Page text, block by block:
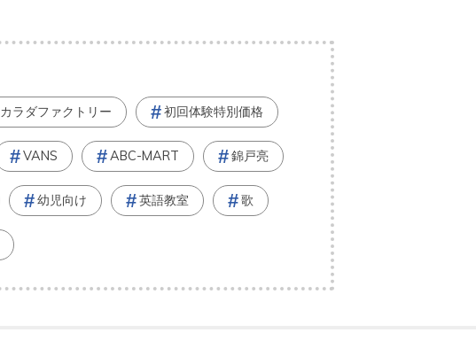
カラダファクトリー 初回体験特別価格
VANS ABC-MART 錦戸亮
幼児向け 英語教室 歌